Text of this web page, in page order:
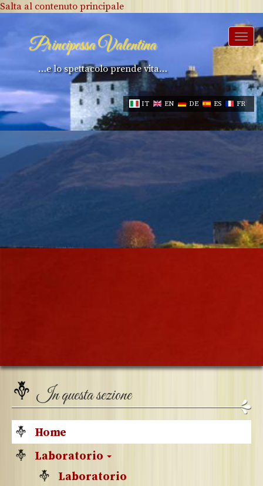
Salta al contenuto principale
Principessa Valentina
…e lo spettacolo prende vita…
IT EN DE ES FR
In questa sezione
Home
Laboratorio
Laboratorio